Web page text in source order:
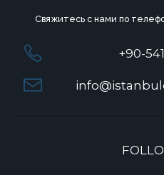
Свяжитесь с нами по
+90-